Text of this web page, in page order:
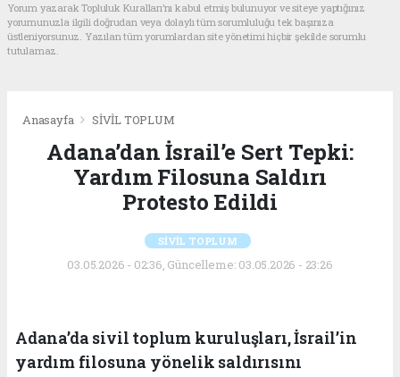
Yorum yazarak Topluluk Kuralları’nı kabul etmiş bulunuyor ve siteye yaptığınız
yorumunuzla ilgili doğrudan veya dolaylı tüm sorumluluğu tek başınıza
üstleniyorsunuz. Yazılan tüm yorumlardan site yönetimi hiçbir şekilde sorumlu
tutulamaz.
Anasayfa SİVİL TOPLUM
Adana’dan İsrail’e Sert Tepki:
Yardım Filosuna Saldırı
Protesto Edildi
SİVİL TOPLUM
03.05.2026 - 02:36, Güncelleme: 03.05.2026 - 23:26
Adana’da sivil toplum kuruluşları, İsrail’in
yardım filosuna yönelik saldırısını